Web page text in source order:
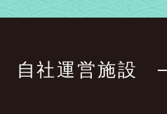
社運営施設